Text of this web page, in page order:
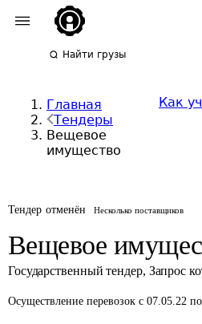
Найти грузы
Главная
Тендеры
Вещевое
имущество
Как
Тендер отменён Несколько поставщиков
Вещевое
Государственный тендер, Запрос
Осуществление перевозок с 07.05.22